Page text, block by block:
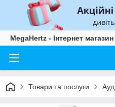
MegaHertz - Інтернет магазин
Товари та послуги